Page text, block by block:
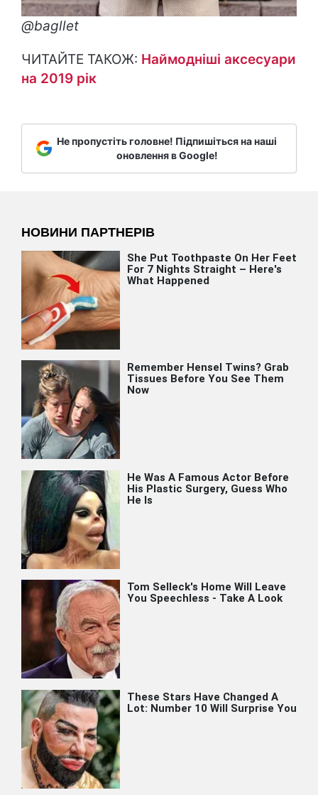
@bagllet
ЧИТАЙТЕ ТАКОЖ: Наймодніші аксесуари
на 2019 рік
Не пропустіть головне! Підпишіться на наші
оновлення в Google!